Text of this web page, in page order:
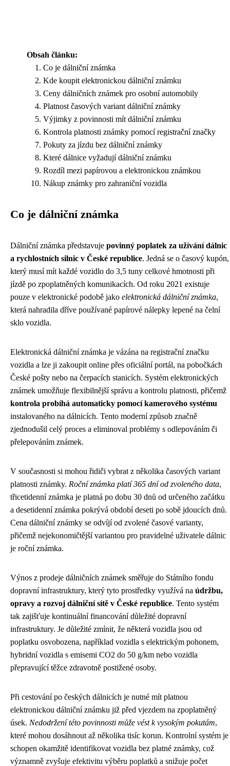
Obsah článku:
Co je dálniční známka
Kde koupit elektronickou dálniční známku
Ceny dálničních známek pro osobní automobily
Platnost časových variant dálniční známky
Výjimky z povinnosti mít dálniční známku
Kontrola platnosti známky pomocí registrační značky
Pokuty za jízdu bez dálniční známky
Které dálnice vyžadují dálniční známku
Rozdíl mezi papírovou a elektronickou známkou
Nákup známky pro zahraniční vozidla
Co je dálniční známka
Dálniční známka představuje povinný poplatek za užívání dálnic
a rychlostních silnic v České republice. Jedná se o časový kupón,
který musí mít každé vozidlo do 3,5 tuny celkové hmotnosti při
jízdě po zpoplatněných komunikacích. Od roku 2021 existuje
pouze v elektronické podobě jako elektronická dálniční známka,
která nahradila dříve používané papírové nálepky lepené na čelní
sklo vozidla.
Elektronická dálniční známka je vázána na registrační značku
vozidla a lze ji zakoupit online přes oficiální portál, na pobočkách
České pošty nebo na čerpacích stanicích. Systém elektronických
známek umožňuje flexibilnější správu a kontrolu platnosti, přičemž
kontrola probíhá automaticky pomocí kamerového systému
instalovaného na dálnicích. Tento moderní způsob značně
zjednodušil celý proces a eliminoval problémy s odlepováním či
přelepováním známek.
V současnosti si mohou řidiči vybrat z několika časových variant
platnosti známky. Roční známka platí 365 dní od zvoleného data,
třicetidenní známka je platná po dobu 30 dnů od určeného začátku
a desetidenní známka pokrývá období deseti po sobě jdoucích dnů.
Cena dálniční známky se odvíjí od zvolené časové varianty,
přičemž nejekonomičtější variantou pro pravidelné uživatele dálnic
je roční známka.
Výnos z prodeje dálničních známek směřuje do Státního fondu
dopravní infrastruktury, který tyto prostředky využívá na údržbu,
opravy a rozvoj dálniční sítě v České republice. Tento systém
tak zajišťuje kontinuální financování důležité dopravní
infrastruktury. Je důležité zmínit, že některá vozidla jsou od
poplatku osvobozena, například vozidla s elektrickým pohonem,
hybridní vozidla s emisemi CO2 do 50 g/km nebo vozidla
přepravující těžce zdravotně postižené osoby.
Při cestování po českých dálnicích je nutné mít platnou
elektronickou dálniční známku již před vjezdem na zpoplatněný
úsek. Nedodržení této povinnosti může vést k vysokým pokutám,
které mohou dosáhnout až několika tisíc korun. Kontrolní systém je
schopen okamžitě identifikovat vozidla bez platné známky, což
významně zvyšuje efektivitu výběru poplatků a snižuje počet